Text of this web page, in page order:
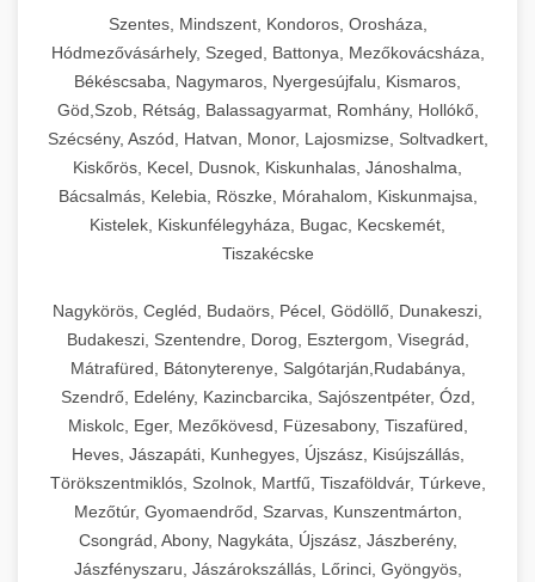
chef-iparikonyhagepek.hu
kereskedelmi csomagoló gép
professzionális konyhák számára. Nagy
kapacitású sütő- és főzőberendezés precíz
hőmérséklet-szabályozással.
chef-iparikonyhagepek.hu
kereskedelmi sütősütő
❄️ 25. Ipari Hűtőszekrény +
Professzionális hűtőegységek és hűtőkamrák
kereskedelmi konyhák számára.
Energiahatékony hűtési megoldások nagy
kapacitással.
chef-iparikonyhagepek.hu
💧 26. Ipari Mosogatógép +
Kereskedelmi mosogatóberendezések nagy
forgalmú éttermi műveletekhez. Gyors tisztítási
ciklusok fertőtlenítési képességekkel.
chef-iparikonyhagepek.hu
🧀 27. Ipari Sajtreszelő Gép +
élelmiszer-előkészítéshez. Különböző reszelési
méretek különböző alkalmazásokhoz.
chef-iparikonyhagepek.hu
kereskedelmi sajtreszelő
🍳 28. Nagykonyhai
Berendezések
+
Teljes körű nagykonyhai berendezések és
professzionális vendéglátóipari kellékek.
Minden, ami szükséges éttermi és catering
műveletekhez.
chef-iparikonyhagepek.hu
Szentes, Mindszent, Kondoros, Orosháza,
Hódmezővásárhely, Szeged, Battonya, Mezőkovácsháza,
Békéscsaba, Nagymaros, Nyergesújfalu, Kismaros,
Göd,Szob, Rétság, Balassagyarmat, Romhány, Hollókő,
Szécsény, Aszód, Hatvan, Monor, Lajosmizse, Soltvadkert,
Kiskőrös, Kecel, Dusnok, Kiskunhalas, Jánoshalma,
Bácsalmás, Kelebia, Röszke, Mórahalom, Kiskunmajsa,
Kistelek, Kiskunfélegyháza, Bugac, Kecskemét,
Tiszakécske
Nagykörös, Cegléd, Budaörs, Pécel, Gödöllő, Dunakeszi,
Budakeszi, Szentendre, Dorog, Esztergom, Visegrád,
Mátrafüred, Bátonyterenye, Salgótarján,Rudabánya,
Szendrő, Edelény, Kazincbarcika, Sajószentpéter, Ózd,
Miskolc, Eger, Mezőkövesd, Füzesabony, Tiszafüred,
Heves, Jászapáti, Kunhegyes, Újszász, Kisújszállás,
Törökszentmiklós, Szolnok, Martfű, Tiszaföldvár, Túrkeve,
Mezőtúr, Gyomaendrőd, Szarvas, Kunszentmárton,
Csongrád, Abony, Nagykáta, Újszász, Jászberény,
Jászfényszaru, Jászárokszállás, Lőrinci, Gyöngyös,